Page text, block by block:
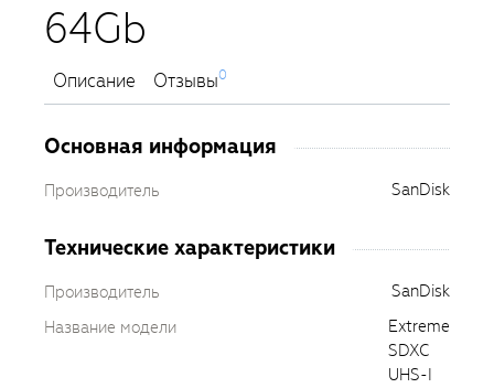
64Gb
Описание Отзывы0
Основная информация
Производитель SanDisk
Технические характеристики
Производитель
SanDisk
Название модели
Extreme
SDXC
UHS-I